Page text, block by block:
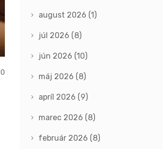
0
august 2026 (1)
júl 2026 (8)
jún 2026 (10)
máj 2026 (8)
apríl 2026 (9)
marec 2026 (8)
február 2026 (8)